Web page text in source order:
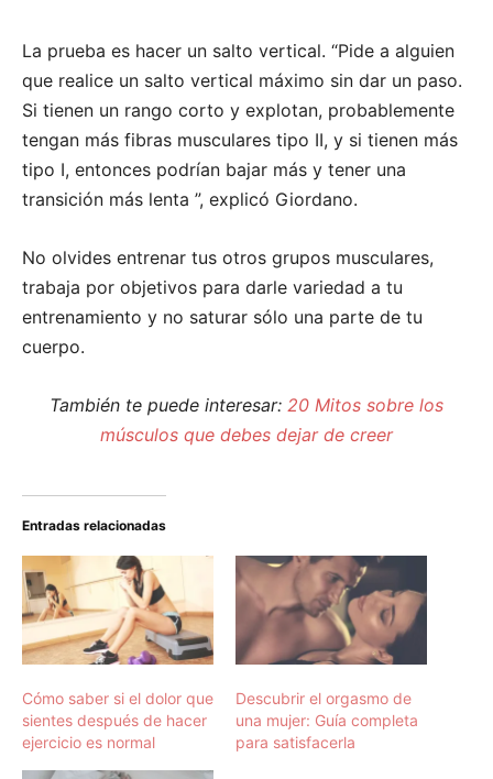
La prueba es hacer un salto vertical. “Pide a alguien
que realice un salto vertical máximo sin dar un paso.
Si tienen un rango corto y explotan, probablemente
tengan más fibras musculares tipo II, y si tienen más
tipo I, entonces podrían bajar más y tener una
transición más lenta ”, explicó Giordano.
No olvides entrenar tus otros grupos musculares,
trabaja por objetivos para darle variedad a tu
entrenamiento y no saturar sólo una parte de tu
cuerpo.
También te puede interesar: 20 Mitos sobre los
músculos que debes dejar de creer
Entradas relacionadas
Cómo saber si el dolor que
sientes después de hacer
ejercicio es normal
Descubrir el orgasmo de
una mujer: Guía completa
para satisfacerla